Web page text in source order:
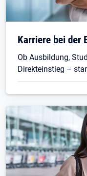
Karriere bei der
Ob Ausbildung,
Direkteinstieg –